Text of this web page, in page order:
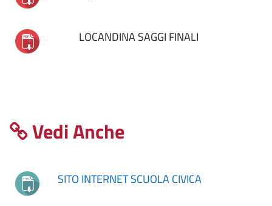
LOCANDINA SAGGI FINALI
Vedi Anche
SITO INTERNET SCUOLA CIVICA